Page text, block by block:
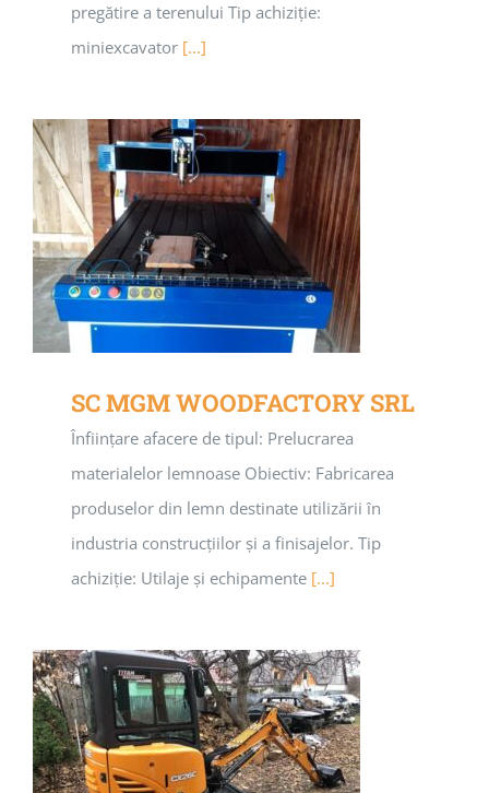
pregătire a terenului Tip achiziție:
miniexcavator [...]
SC MGM WOODFACTORY SRL
Înființare afacere de tipul: Prelucrarea
materialelor lemnoase Obiectiv: Fabricarea
produselor din lemn destinate utilizării în
industria construcțiilor și a finisajelor. Tip
achiziție: Utilaje și echipamente [...]